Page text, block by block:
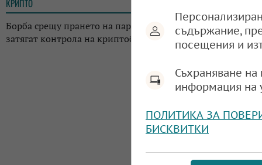
КРИПТО
Борба срещу прането на пари: Регулаторите в Япония
затягат контрола на криптоборсите в страната
съдържание,
посещения и
Съхраняване
информация на
ПОЛИТИКА ЗА
БИСКВИТКИ